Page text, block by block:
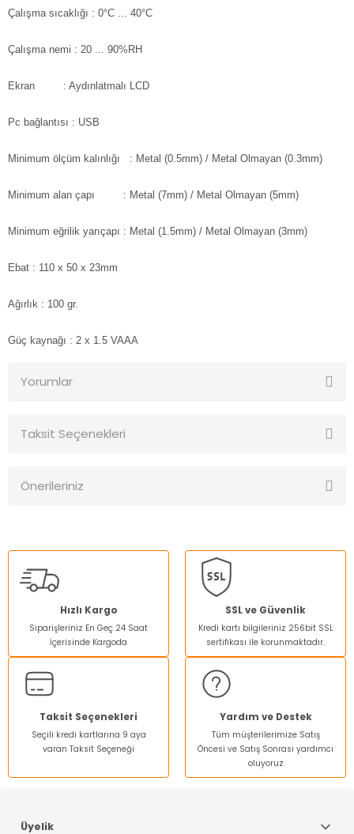
Çalışma sıcaklığı : 0°C ... 40°C
Çalışma nemi : 20 ... 90%RH
Ekran : Aydınlatmalı LCD
Pc bağlantısı : USB
Minimum ölçüm kalınlığı : Metal (0.5mm) / Metal Olmayan (0.3mm)
Minimum alan çapı : Metal (7mm) / Metal Olmayan (5mm)
Minimum eğrilik yarıçapı : Metal (1.5mm) / Metal Olmayan (3mm)
Ebat : 110 x 50 x 23mm
Ağırlık : 100 gr.
Güç kaynağı : 2 x 1.5 VAAA
Yorumlar
Taksit Seçenekleri
Önerileriniz
kullanarak tarafımıza iletebilirsiniz.
Görüş ve önerileriniz için teşekkür ederiz.
Ürün resmi kalitesiz, bozuk veya görüntülenemiyor.
Ürün açıklamasında eksik bilgiler bulunuyor.
Ürün bilgilerinde hatalar bulunuyor.
Ürün fiyatı diğer sitelerden daha pahalı.
Bu ürüne benzer farklı alternatifler olmalı.
Hızlı Kargo
Siparişleriniz En Geç 24 Saat
İçerisinde Kargoda
SSL ve Güvenlik
Kredi kartı bilgileriniz 256bit SSL
sertifikası ile korunmaktadır.
Taksit Seçenekleri
Seçili kredi kartlarına 9 aya
varan Taksit Seçeneği
Yardım ve Destek
Tüm müşterilerimize Satış
Öncesi ve Satış Sonrası yardımcı
oluyoruz
Üyelik